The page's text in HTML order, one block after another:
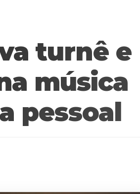
turnê e
música
pessoal